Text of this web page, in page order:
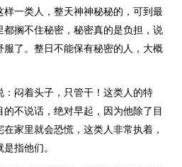
一类人，整天神神秘秘的，可到最
都搁不住秘密，秘密真的是负担，说
了。整日不能保有秘密的人，大概
闷着头子，只管干！这类人的特
不说话，绝对早起，因为他除了目
家里就会恐慌，这类人非常执着，
指他们。